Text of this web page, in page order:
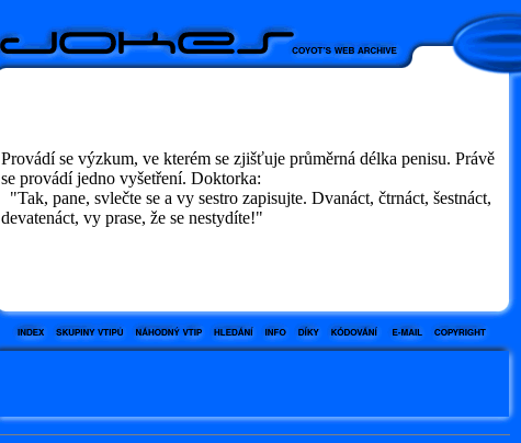
Provádí se výzkum, ve kterém se zjišťuje průměrná délka penisu. Právě
se provádí jedno vyšetření. Doktorka:
"Tak, pane, svlečte se a vy sestro zapisujte. Dvanáct, čtrnáct, šestnáct,
devatenáct, vy prase, že se nestydíte!"